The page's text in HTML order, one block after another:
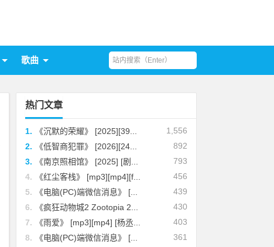
歌曲
热门文章
1,556
1.
《沉默的荣耀》 [2025][39...
892
2.
《低智商犯罪》 [2026][24...
793
3.
《南京照相馆》 [2025] [剧...
456
4.
《红尘客栈》 [mp3][mp4][f...
439
5.
《电脑(PC)端微信消息》 [...
430
6.
《疯狂动物城2 Zootopia 2...
403
7.
《雨爱》 [mp3][mp4] [杨丞...
361
8.
《电脑(PC)端微信消息》 [...